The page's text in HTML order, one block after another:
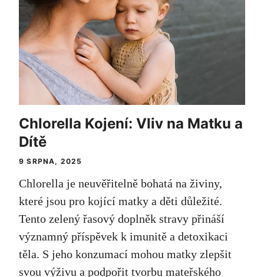
Chlorella Kojení: Vliv na Matku a
Dítě
9 SRPNA, 2025
Chlorella je neuvěřitelně bohatá na živiny,
které jsou pro kojící matky a děti důležité.
Tento zelený řasový doplněk stravy přináší
významný příspěvek k imunitě a detoxikaci
těla. S jeho konzumací mohou matky zlepšit
svou výživu a podpořit tvorbu mateřského